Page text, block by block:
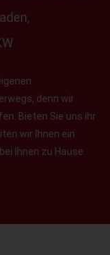
denn wir
Bieten Sie uns ihr
wir Ihnen ein
Ihnen zu Hause.